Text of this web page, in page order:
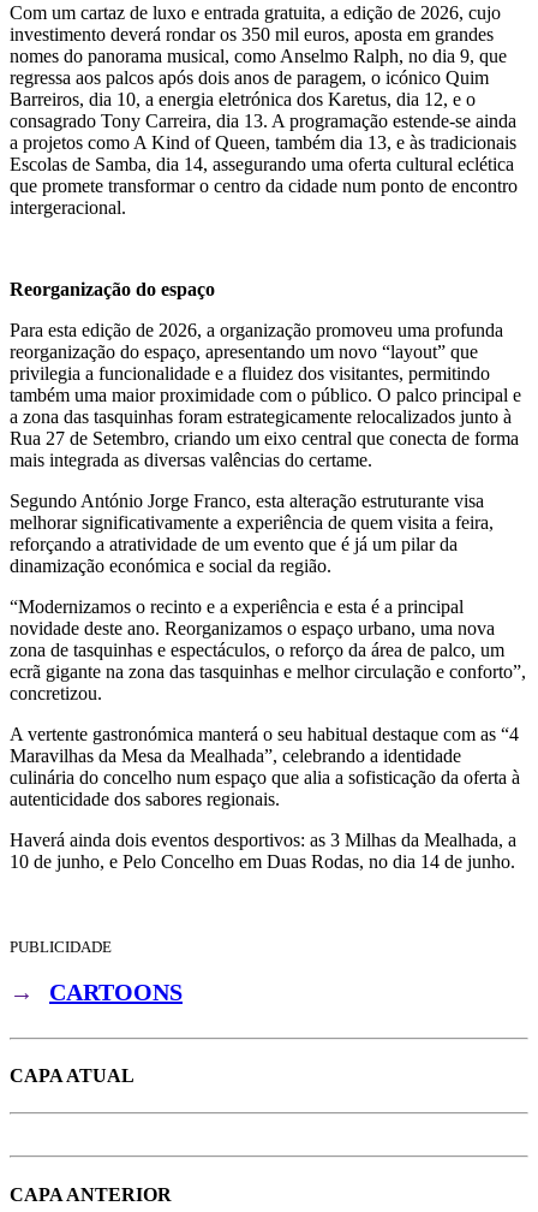
Com um cartaz de luxo e entrada gratuita, a edição de 2026, cujo
investimento deverá rondar os 350 mil euros, aposta em grandes
nomes do panorama musical, como Anselmo Ralph, no dia 9, que
regressa aos palcos após dois anos de paragem, o icónico Quim
Barreiros, dia 10, a energia eletrónica dos Karetus, dia 12, e o
consagrado Tony Carreira, dia 13. A programação estende-se ainda
a projetos como A Kind of Queen, também dia 13, e às tradicionais
Escolas de Samba, dia 14, assegurando uma oferta cultural eclética
que promete transformar o centro da cidade num ponto de encontro
intergeracional.
Reorganização do espaço
Para esta edição de 2026, a organização promoveu uma profunda
reorganização do espaço, apresentando um novo “layout” que
privilegia a funcionalidade e a fluidez dos visitantes, permitindo
também uma maior proximidade com o público. O palco principal e
a zona das tasquinhas foram estrategicamente relocalizados junto à
Rua 27 de Setembro, criando um eixo central que conecta de forma
mais integrada as diversas valências do certame.
Segundo António Jorge Franco, esta alteração estruturante visa
melhorar significativamente a experiência de quem visita a feira,
reforçando a atratividade de um evento que é já um pilar da
dinamização económica e social da região.
“Modernizamos o recinto e a experiência e esta é a principal
novidade deste ano. Reorganizamos o espaço urbano, uma nova
zona de tasquinhas e espectáculos, o reforço da área de palco, um
ecrã gigante na zona das tasquinhas e melhor circulação e conforto”,
concretizou.
A vertente gastronómica manterá o seu habitual destaque com as “4
Maravilhas da Mesa da Mealhada”, celebrando a identidade
culinária do concelho num espaço que alia a sofisticação da oferta à
autenticidade dos sabores regionais.
Haverá ainda dois eventos desportivos: as 3 Milhas da Mealhada, a
10 de junho, e Pelo Concelho em Duas Rodas, no dia 14 de junho.
PUBLICIDADE
→ CARTOONS
CAPA ATUAL
CAPA ANTERIOR